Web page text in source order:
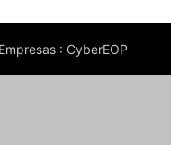
: CyberEOP